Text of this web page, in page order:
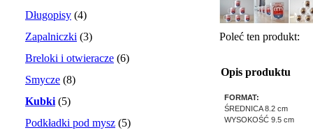
Długopisy (4)
Zapalniczki (3)
Breloki i otwieracze (6)
Smycze (8)
Kubki (5)
Podkładki pod mysz (5)
Poleć ten produkt:
Opis produktu
FORMAT:
ŚREDNICA 8.2 cm
WYSOKOŚĆ 9.5 cm